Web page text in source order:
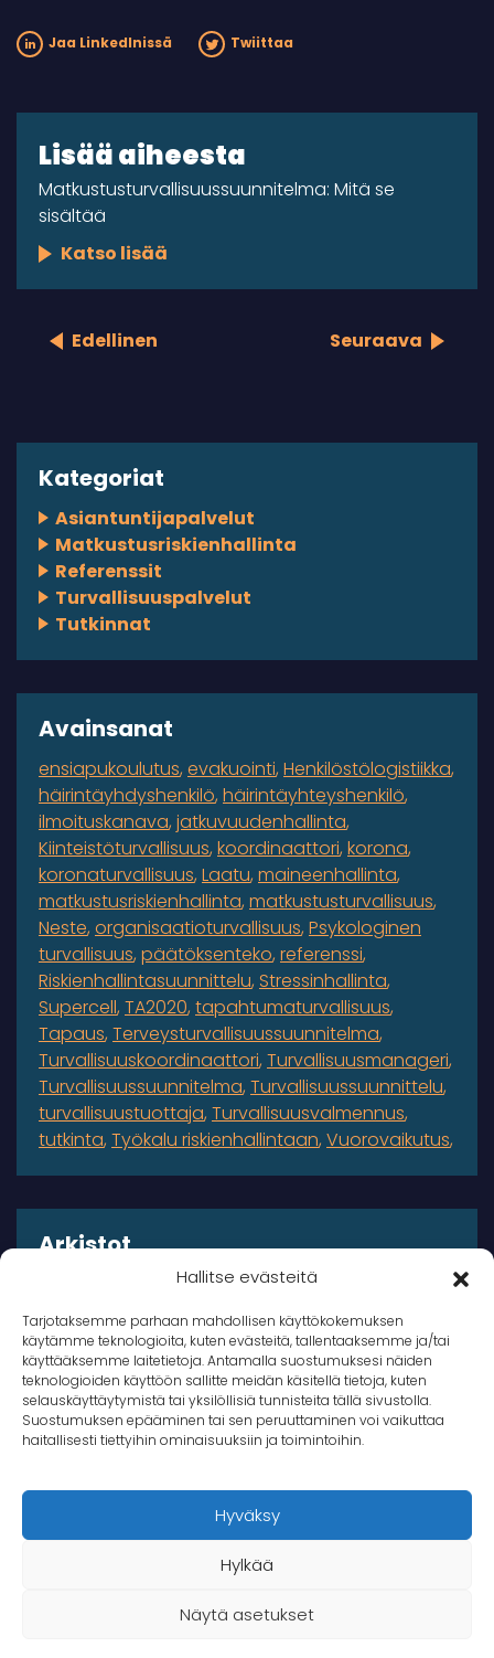
Hallitse evästeitä
Tarjotaksemme parhaan mahdollisen käyttökokemuksen
käytämme teknologioita, kuten evästeitä, tallentaaksemme ja/tai
käyttääksemme laitetietoja. Antamalla suostumuksesi näiden
teknologioiden käyttöön sallitte meidän käsitellä tietoja, kuten
selauskäyttäytymistä tai yksilöllisiä tunnisteita tällä sivustolla.
Suostumuksen epääminen tai sen peruuttaminen voi vaikuttaa
haitallisesti tiettyihin ominaisuuksiin ja toimintoihin.
Hyväksy
Hylkää
Näytä asetukset
Jaa LinkedInissä Twiittaa
Lisää aiheesta
Matkustusturvallisuussuunnitelma: Mitä se
sisältää
Katso lisää
Edellinen Seuraava
Kategoriat
Asiantuntijapalvelut
Matkustusriskienhallinta
Referenssit
Turvallisuuspalvelut
Tutkinnat
Avainsanat
ensiapukoulutus evakuointi Henkilöstölogistiikka
häirintäyhdyshenkilö häirintäyhteyshenkilö
ilmoituskanava jatkuvuudenhallinta
Kiinteistöturvallisuus koordinaattori korona
koronaturvallisuus Laatu maineenhallinta
matkustusriskienhallinta matkustusturvallisuus
Neste organisaatioturvallisuus Psykologinen
turvallisuus päätöksenteko referenssi
Riskienhallintasuunnittelu Stressinhallinta
Supercell TA2020 tapahtumaturvallisuus
Tapaus Terveysturvallisuussuunnitelma
Turvallisuuskoordinaattori Turvallisuusmanageri
Turvallisuussuunnitelma Turvallisuussuunnittelu
turvallisuustuottaja Turvallisuusvalmennus
tutkinta Työkalu riskienhallintaan Vuorovaikutus
Arkistot
© 2026 Takana Oy
Takana